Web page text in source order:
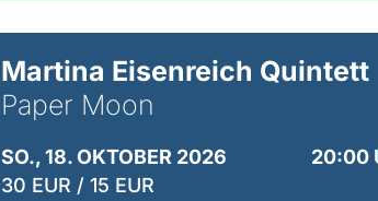
Martina Eisenreich Quintett
Paper Moon
SO., 18. OKTOBER 2026
20:00
30 EUR / 15 EUR